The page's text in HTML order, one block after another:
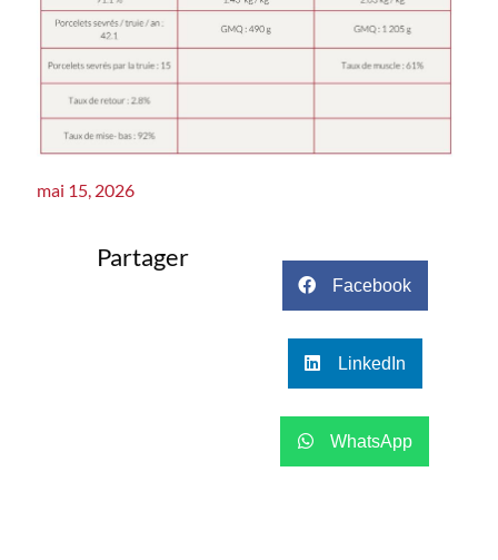
mai 15, 2026
Partager
Facebook
LinkedIn
WhatsApp